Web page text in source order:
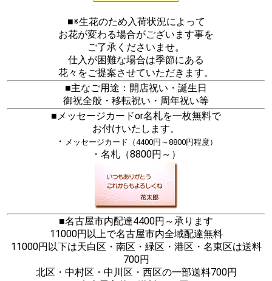
■※生花のため入荷状況によって
お花が変わる場合がございます事を
ご了承くださいませ。
仕入が困難な場合は季節にある
花々をご提案させていただきます。
■主なご用途：開店祝い・誕生日
御祝全般・移転祝い・周年祝い等
■メッセージカードor名札を一枚無料で
お付けいたします。
・ メッセージカード（4400円～8800円程度）
・名札（8800円～）
■名古屋市内配達4400円～承ります
11000円以上で名古屋市内全域配達無料
11000円以下は天白区・南区・緑区・港区・名東区は送料
700円
北区・中村区・中川区・西区の一部送料700円